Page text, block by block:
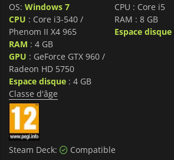
OS: Windows 7
CPU : Core i3-540 /
Phenom II X4 965
RAM : 4 GB
GPU : GeForce GTX 960 /
Radeon HD 5750
Espace disque: 4 GB
CPU : Core i5
RAM : 8 GB
Espace disque
Classe d'âge
Steam Deck:
Compatible